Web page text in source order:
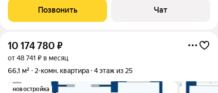
В квартире никто не прописан, документы к сделке готовы.
Все, что есть в
Позвонить Чат
10 174 780 ₽
от 48 741 ₽ в месяц
66,1 м²
2-комн. квартира 4 этаж из 25
новостройка